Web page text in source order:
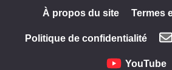
À propos du site Termes
Politique de confidentialité
YouTube